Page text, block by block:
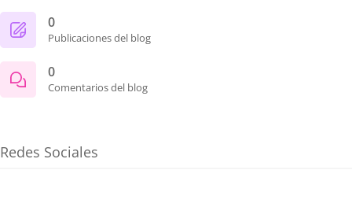
0
Publicaciones del blog
0
Comentarios del blog
Redes Sociales